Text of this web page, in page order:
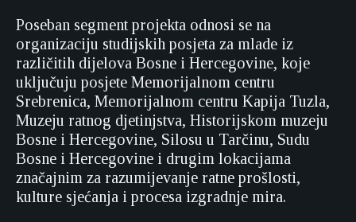
Poseban segment projekta odnosi se na
organizaciju studijskih posjeta za mlade iz
različitih dijelova Bosne i Hercegovine, koje
uključuju posjete Memorijalnom centru
Srebrenica, Memorijalnom centru Kapija Tuzla,
Muzeju ratnog djetinjstva, Historijskom muzeju
Bosne i Hercegovine, Silosu u Tarčinu, Sudu
Bosne i Hercegovine i drugim lokacijama
značajnim za razumijevanje ratne prošlosti,
kulture sjećanja i procesa izgradnje mira.